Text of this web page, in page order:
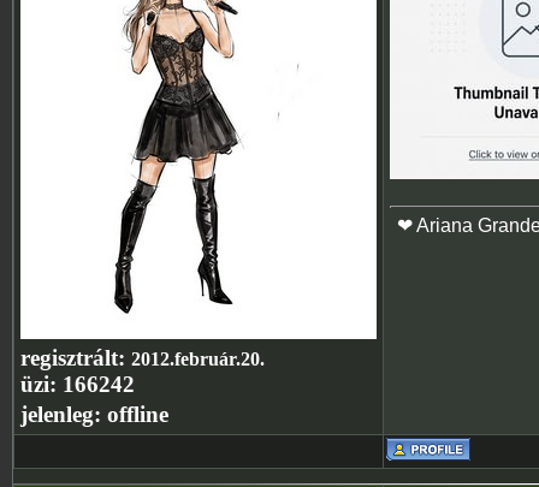
regisztrált: 2012.február.20.
üzi: 166242
jelenleg: offline
❤ Ariana